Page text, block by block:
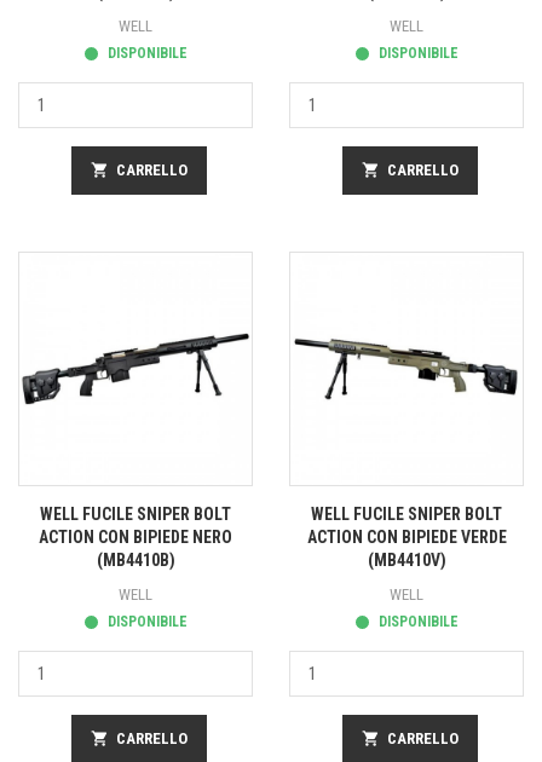
WELL
DISPONIBILE
shopping_cart CARRELLO
WELL
DISPONIBILE
shopping_cart CARRELLO
WELL FUCILE SNIPER BOLT
ACTION CON BIPIEDE NERO
(MB4410B)
WELL
DISPONIBILE
shopping_cart CARRELLO
WELL FUCILE SNIPER BOLT
ACTION CON BIPIEDE VERDE
(MB4410V)
WELL
DISPONIBILE
shopping_cart CARRELLO